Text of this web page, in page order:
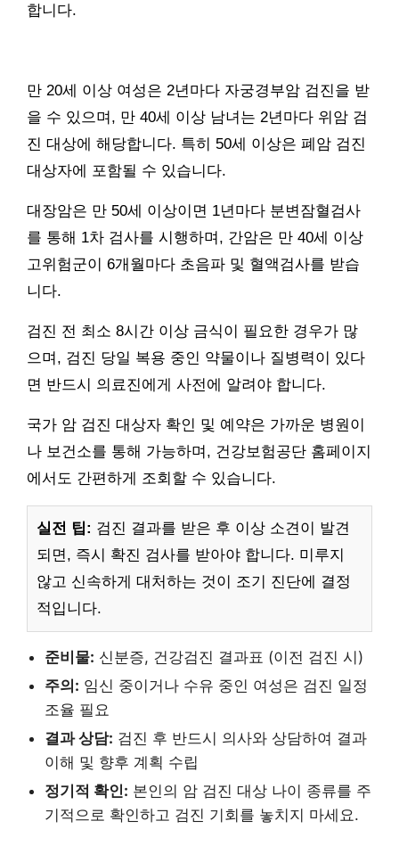
합니다.
만 20세 이상 여성은 2년마다 자궁경부암 검진을 받
을 수 있으며, 만 40세 이상 남녀는 2년마다 위암 검
진 대상에 해당합니다. 특히 50세 이상은 폐암 검진
대상자에 포함될 수 있습니다.
대장암은 만 50세 이상이면 1년마다 분변잠혈검사
를 통해 1차 검사를 시행하며, 간암은 만 40세 이상
고위험군이 6개월마다 초음파 및 혈액검사를 받습
니다.
검진 전 최소 8시간 이상 금식이 필요한 경우가 많
으며, 검진 당일 복용 중인 약물이나 질병력이 있다
면 반드시 의료진에게 사전에 알려야 합니다.
국가 암 검진 대상자 확인 및 예약은 가까운 병원이
나 보건소를 통해 가능하며, 건강보험공단 홈페이지
에서도 간편하게 조회할 수 있습니다.
실전 팁: 검진 결과를 받은 후 이상 소견이 발견
되면, 즉시 확진 검사를 받아야 합니다. 미루지
않고 신속하게 대처하는 것이 조기 진단에 결정
적입니다.
준비물: 신분증, 건강검진 결과표 (이전 검진 시)
주의: 임신 중이거나 수유 중인 여성은 검진 일정
조율 필요
결과 상담: 검진 후 반드시 의사와 상담하여 결과
이해 및 향후 계획 수립
정기적 확인: 본인의 암 검진 대상 나이 종류를 주
기적으로 확인하고 검진 기회를 놓치지 마세요.